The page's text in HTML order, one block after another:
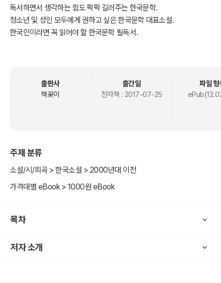
독서하면서 생각하는 힘도 팍팍 길러주는 한국문학.
청소년 및 성인 모두에게 권하고 싶은 한국문학 대표소설.
한국인이라면 꼭 읽어야 할 한국문학 필독서.
감옥에 있는 동안에 나의 심신은 이렇게도 나약해졌단 말이지요.
나는 이러한 쓸데없는 고민 때문에 회복되어 가던 건강이 또다시 쇠약
나는 그 투실투실한 계순이의 손이 얼마나 쥐고 싶었는지……”
R은 이마에 굵은 힘줄을 세우며 입을 꼭 다물었습니다.
출판사
책꽂이
출간일
전자책 : 2017-07-25
파일 형
주제 분류
소설/시/희곡 > 한국소설 > 2000년대 이전
가격대별 eBook > 1000원 eBook
목차
저자 소개